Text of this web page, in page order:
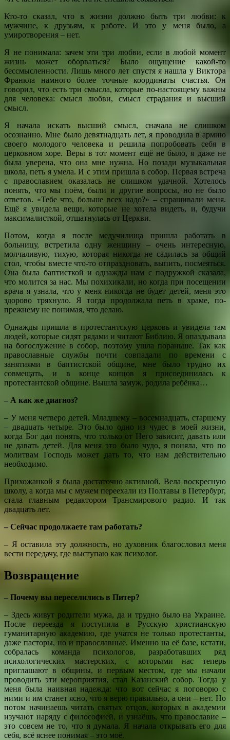
Кто-то сказал, что в жизни должно быть три любви: к
мужчине, к друзьям, к работе. И это у меня было, а
умиротворения – нет.
Я не понимала: зачем эти три любви, если в любой момент
жизнь может оборваться? Было ощущение какой-то
бессмысленности. Лишь много лет спустя я нашла у Виктора
Франкла намного более точные координаты счастья. Он
говорил, что есть три смысла, которые по-настоящему важны
для человека: смысл любви, смысл страдания и высший
смысл.
Я начала искать высший смысл, сначала не слишком
осознанно. Мне было девятнадцать лет, я проводила в армию
своего молодого человека и решила попробовать себя в
церковном хоре. Веры в тот момент ещё не было, я даже не
была уверена, что она мне нужна. Но позади музыкальная
школа, петь я умела. И с этим пришла в собор. Первая встреча
с православием оказалась не слишком удачной. Хотелось
понять, что мы поём, были и другие вопросы, но не было
ответов. «Тебе что, больше всех надо?» – спрашивали меня.
Ещё я увидела вещи, которые не хотела видеть, и, будучи
максималисткой, отшатнулась от Церкви.
Потом, когда я после медучилища пришла работать в
больницу, встретила одну женщину – очень интересную,
молчаливую, тихую, которая никогда не садилась за общий
стол, чтобы вместе что-то отпраздновать, выпить, посмеяться.
Она была баптисткой и однажды нам с подружкой сказала,
что молится за нас. Мы похихикали, но когда при посещении
врача я узнала, что у меня никогда не будет детей, меня это
здорово тряхнуло. Я тогда продолжала петь в храме, по-
прежнему не понимая, что делаю.
Однажды пришла в протестантскую церковь и увидела там
людей, которые сидят рядами и читают Библию. Я опаздывала
на богослужение в собор, поэтому ушла пораньше. Так как
православные службы почти совпадали по времени с
занятиями в баптистской общине, мне было трудно их
совмещать, и в конце концов я присоединилась к
протестантской общине. Вышла замуж, родила ребёнка…
– А как же диагноз?
– У меня четверо детей. Младшему – восемнадцать, старшему
– двадцать четыре. Это было одно из чудес в моей жизни,
когда Бог дал понять, что только от Него зависит, давать или
не давать детей. Для меня это было чудо, я поняла, что по
молитвам Господь может дать то, что нам действительно
необходимо.
Прихожанкой я была достаточно активной. Вела воскресную
школу, а когда мы с мужем переехали из Полтавы в Петербург,
стала главным редактором Трансмирового радио. И так
двадцать лет.
– Сейчас продолжаете там работать?
– Я оставила эту должность, но духовник благословил меня
вести передачу, где выступаю как психолог.
Возвращение
– Почему вы переселились в Питер?
– Здесь живут родители мужа, да и трудно было на Украине.
После переезда я поступила в Русскую христианскую
гуманитарную академию, где учатся не только протестанты,
даже пасторы, но и православные. Именно на её базе, кстати,
собралась команда психологов, разработавших ряд
психологических мастерских, с которыми нас теперь
приглашают в общины, и первым местом, где мы начали
проводить эти мероприятия, стал Казанский собор. Тогда у
меня была наивная надежда: что вот сейчас я поговорю с
ними и им станет ясно, что я верю правильно, а они – нет. Но
потом начинаешь читать святых отцов, которых в академии
изучают наряду с философией, и узнаёшь, что православие –
это совсем не то, что я думала. Я начала открывать его для
себя, всё яснее понимая – это моё.